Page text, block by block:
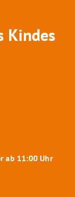
Kindes
ab 11:00 Uhr